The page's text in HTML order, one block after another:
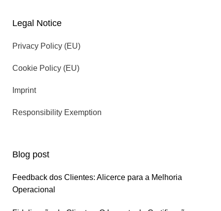
Legal Notice
Privacy Policy (EU)
Cookie Policy (EU)
Imprint
Responsibility Exemption
Blog post
Feedback dos Clientes: Alicerce para a Melhoria
Operacional